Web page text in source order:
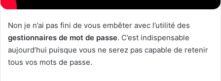
Non je n’ai pas fini de vous embêter avec l’utilité des
gestionnaires de mot de passe. C’est indispensable
aujourd’hui puisque vous ne serez pas capable de retenir
tous vos mots de passe.